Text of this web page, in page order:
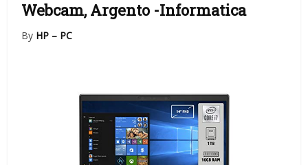
Webcam, Argento -Informatica
By HP – PC